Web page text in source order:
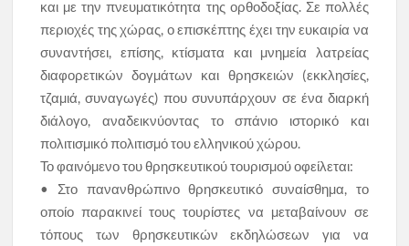
και µε την πνευµατικότητα της ορθοδοξίας. Σε πολλές
περιοχές της χώρας, ο επισκέπτης έχει την ευκαιρία να
συναντήσει, επίσης, κτίσµατα και µνηµεία λατρείας
διαφορετικών δογµάτων και θρησκειών (εκκλησίες,
τζαµιά, συναγωγές) που συνυπάρχουν σε ένα διαρκή
διάλογο, αναδεικνύοντας το σπάνιο ιστορικό και
πολιτισµικό πολιτισµό του ελληνικού χώρου.
Το φαινόµενο του θρησκευτικού τουρισµού οφείλεται:
• Στο πανανθρώπινο θρησκευτικό συναίσθηµα, το
οποίο παρακινεί τους τουρίστες να µεταβαίνουν σε
τόπους των θρησκευτικών εκδηλώσεων για να